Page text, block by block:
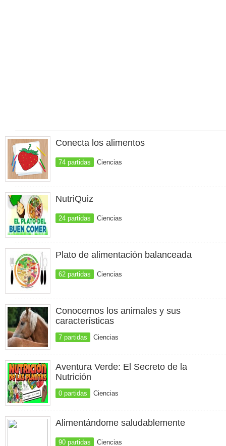
Conecta los alimentos
74 partidas Ciencias
NutriQuiz
24 partidas Ciencias
Plato de alimentación balanceada
62 partidas Ciencias
Conocemos los animales y sus
características
7 partidas Ciencias
Aventura Verde: El Secreto de la
Nutrición
0 partidas Ciencias
Alimentándome saludablemente
90 partidas Ciencias